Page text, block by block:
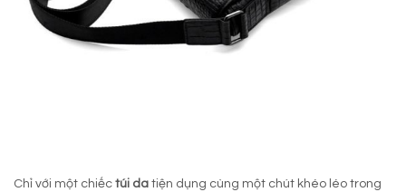
Chỉ với một chiếc túi da tiện dụng cùng một chút khéo léo trong